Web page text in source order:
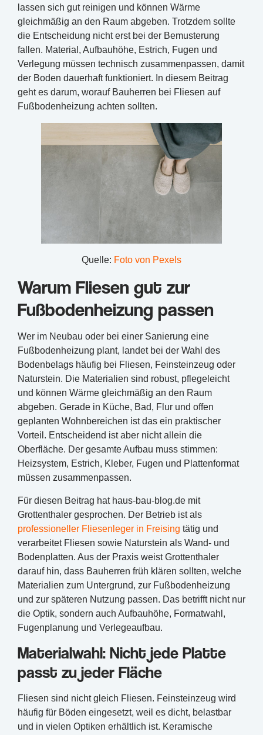
lassen sich gut reinigen und können Wärme
gleichmäßig an den Raum abgeben. Trotzdem sollte
die Entscheidung nicht erst bei der Bemusterung
fallen. Material, Aufbauhöhe, Estrich, Fugen und
Verlegung müssen technisch zusammenpassen, damit
der Boden dauerhaft funktioniert. In diesem Beitrag
geht es darum, worauf Bauherren bei Fliesen auf
Fußbodenheizung achten sollten.
Quelle: Foto von Pexels
Warum Fliesen gut zur
Fußbodenheizung passen
Wer im Neubau oder bei einer Sanierung eine
Fußbodenheizung plant, landet bei der Wahl des
Bodenbelags häufig bei Fliesen, Feinsteinzeug oder
Naturstein. Die Materialien sind robust, pflegeleicht
und können Wärme gleichmäßig an den Raum
abgeben. Gerade in Küche, Bad, Flur und offen
geplanten Wohnbereichen ist das ein praktischer
Vorteil. Entscheidend ist aber nicht allein die
Oberfläche. Der gesamte Aufbau muss stimmen:
Heizsystem, Estrich, Kleber, Fugen und Plattenformat
müssen zusammenpassen.
Für diesen Beitrag hat haus-bau-blog.de mit
Grottenthaler gesprochen. Der Betrieb ist als
professioneller Fliesenleger in Freising tätig und
verarbeitet Fliesen sowie Naturstein als Wand- und
Bodenplatten. Aus der Praxis weist Grottenthaler
darauf hin, dass Bauherren früh klären sollten, welche
Materialien zum Untergrund, zur Fußbodenheizung
und zur späteren Nutzung passen. Das betrifft nicht nur
die Optik, sondern auch Aufbauhöhe, Formatwahl,
Fugenplanung und Verlegeaufbau.
Materialwahl: Nicht jede Platte
passt zu jeder Fläche
Fliesen sind nicht gleich Fliesen. Feinsteinzeug wird
häufig für Böden eingesetzt, weil es dicht, belastbar
und in vielen Optiken erhältlich ist. Keramische